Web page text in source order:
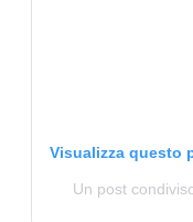
Visualizza questo
Un post